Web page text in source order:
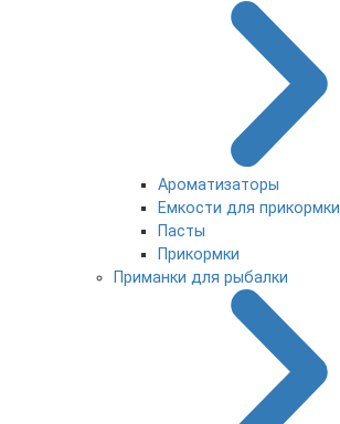
Ароматизаторы
Емкости для прикормки
Пасты
Прикормки
Приманки для рыбалки